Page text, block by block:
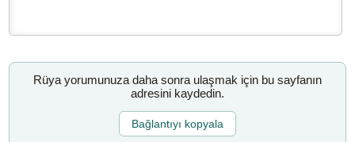
Rüya yorumunuza daha sonra ulaşmak için bu sayfanın
adresini kaydedin.
Bağlantıyı kopyala